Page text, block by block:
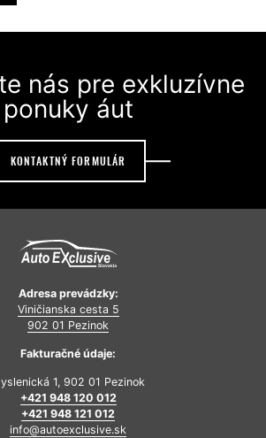
nás pre exkluzívne
ponuky áut
KONTAKTNÝ FORMULÁR
Adresa prevádzky:
Viničianska cesta 5
902 01 Pezinok
Fakturačné údaje:
1, 902 01 Pezinok
+421 948 120 012
+421 948 121 012
info@autoexclusive.sk